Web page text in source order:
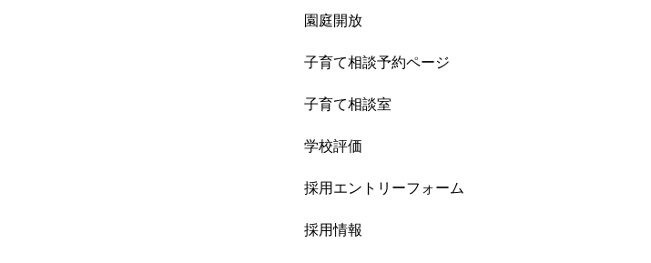
園庭開放
子育て相談予約ページ
子育て相談室
学校評価
採用エントリーフォーム
採用情報